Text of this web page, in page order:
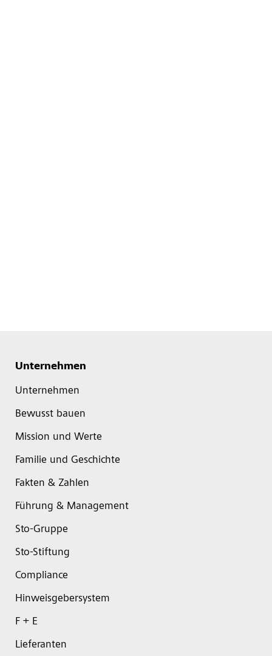
Unternehmen
Unternehmen
Bewusst bauen
Mission und Werte
Familie und Geschichte
Fakten & Zahlen
Führung & Management
Sto-Gruppe
Sto-Stiftung
Compliance
Hinweisgebersystem
F + E
Lieferanten